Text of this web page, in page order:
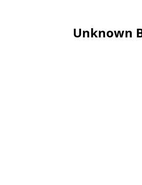
Unknown